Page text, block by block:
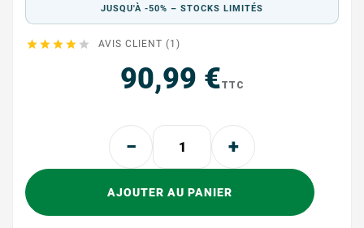
JUSQU'À -50% – STOCKS LIMITÉS
     AVIS CLIENT (1)
90,99 €TTC
AJOUTER AU PANIER